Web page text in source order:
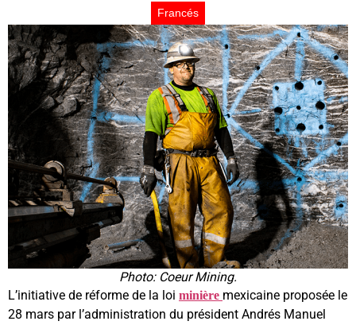
Francés
Photo: Coeur Mining.
L’initiative de réforme de la loi minière mexicaine proposée le
28 mars par l’administration du président Andrés Manuel